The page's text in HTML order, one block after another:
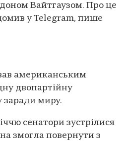
Вайтгаузом. Про це
у Telegram, пише
американським
двопартійну
заради миру.
сенатори зустрілися
змогла повернути з